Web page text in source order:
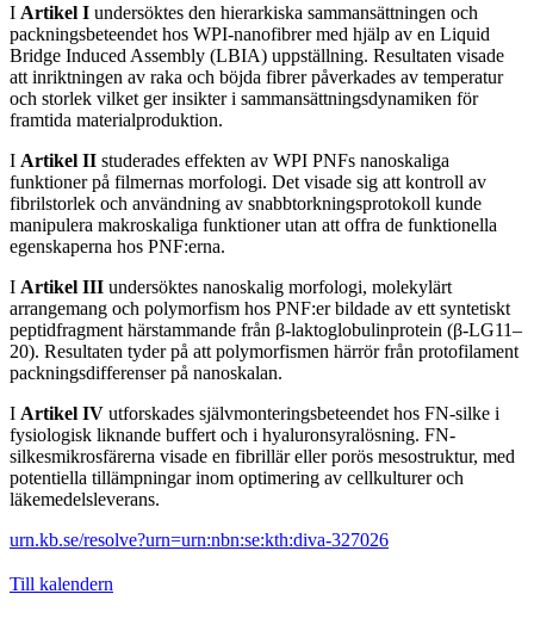
I Artikel I undersöktes den hierarkiska sammansättningen och
packningsbeteendet hos WPI-nanofibrer med hjälp av en Liquid
Bridge Induced Assembly (LBIA) uppställning. Resultaten visade
att inriktningen av raka och böjda fibrer påverkades av temperatur
och storlek vilket ger insikter i sammansättningsdynamiken för
framtida materialproduktion.
I Artikel II studerades effekten av WPI PNFs nanoskaliga
funktioner på filmernas morfologi. Det visade sig att kontroll av
fibrilstorlek och användning av snabbtorkningsprotokoll kunde
manipulera makroskaliga funktioner utan att offra de funktionella
egenskaperna hos PNF:erna.
I Artikel III undersöktes nanoskalig morfologi, molekylärt
arrangemang och polymorfism hos PNF:er bildade av ett syntetiskt
peptidfragment härstammande från β-laktoglobulinprotein (β-LG11–
20). Resultaten tyder på att polymorfismen härrör från protofilament
packningsdifferenser på nanoskalan.
I Artikel IV utforskades självmonteringsbeteendet hos FN-silke i
fysiologisk liknande buffert och i hyaluronsyralösning. FN-
silkesmikrosfärerna visade en fibrillär eller porös mesostruktur, med
potentiella tillämpningar inom optimering av cellkulturer och
läkemedelsleverans.
urn.kb.se/resolve?urn=urn:nbn:se:kth:diva-327026
Till kalendern